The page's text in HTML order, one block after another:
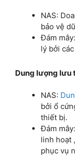
NAS:
bảo vệ
Đám
lý bởi
Dung lượng lưu
NAS:
bởi ổ
thiết bị.
Đám
linh hoạt
phục vụ